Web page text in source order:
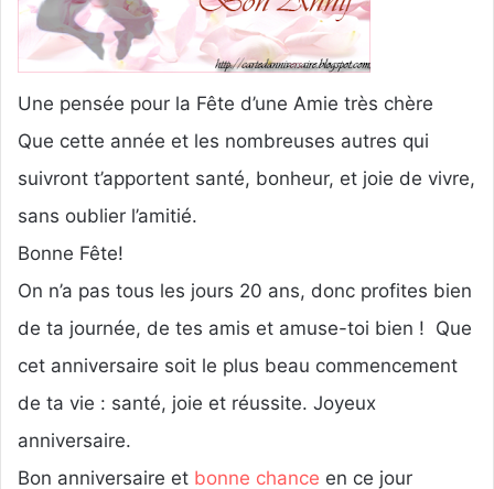
l
Une pensée pour la Fête d’une Amie très chère
Que cette année et les nombreuses autres qui
suivront t’apportent santé, bonheur, et joie de vivre,
sans oublier l’amitié.
Bonne Fête!
On n’a pas tous les jours 20 ans, donc profites bien
de ta journée, de tes amis et amuse-toi bien ! Que
cet anniversaire soit le plus beau commencement
de ta vie : santé, joie et réussite. Joyeux
anniversaire.
Bon anniversaire et bonne chance en ce jour